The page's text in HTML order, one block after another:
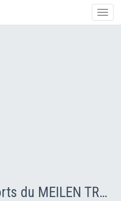
Résultats/Rapports du MEILEN TROPHY